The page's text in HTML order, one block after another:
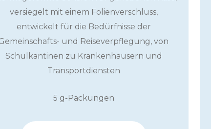
versiegelt mit einem Folienverschluss,
entwickelt für die Bedürfnisse der
und Reiseverpflegung, von
Schulkantinen zu Krankenhäusern und
Transportdiensten
5 g-Packungen